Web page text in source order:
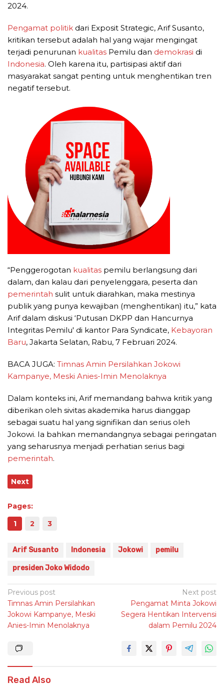
2024.
Pengamat politik dari Exposit Strategic, Arif Susanto,
kritikan tersebut adalah hal yang wajar mengingat
terjadi penurunan kualitas Pemilu dan demokrasi di
Indonesia. Oleh karena itu, partisipasi aktif dari
masyarakat sangat penting untuk menghentikan tren
negatif tersebut.
“Penggerogotan kualitas pemilu berlangsung dari
dalam, dan kalau dari penyelenggara, peserta dan
pemerintah sulit untuk diarahkan, maka mestinya
publik yang punya kewajiban (menghentikan) itu,” kata
Arif dalam diskusi ‘Putusan DKPP dan Hancurnya
Integritas Pemilu' di kantor Para Syndicate, Kebayoran
Baru, Jakarta Selatan, Rabu, 7 Februari 2024.
BACA JUGA: Timnas Amin Persilahkan Jokowi
Kampanye, Meski Anies-Imin Menolaknya
Dalam konteks ini, Arif memandang bahwa kritik yang
diberikan oleh sivitas akademika harus dianggap
sebagai suatu hal yang signifikan dan serius oleh
Jokowi. Ia bahkan memandangnya sebagai peringatan
yang seharusnya menjadi perhatian serius bagi
pemerintah.
Next
Pages:
1
2 3
Arif Susanto Indonesia Jokowi pemilu
presiden Joko Widodo
Post
navigation
Previous post
Timnas Amin Persilahkan
Jokowi Kampanye, Meski
Anies-Imin Menolaknya
Next post
Pengamat Minta Jokowi
Segera Hentikan Intervensi
dalam Pemilu 2024
Read Also